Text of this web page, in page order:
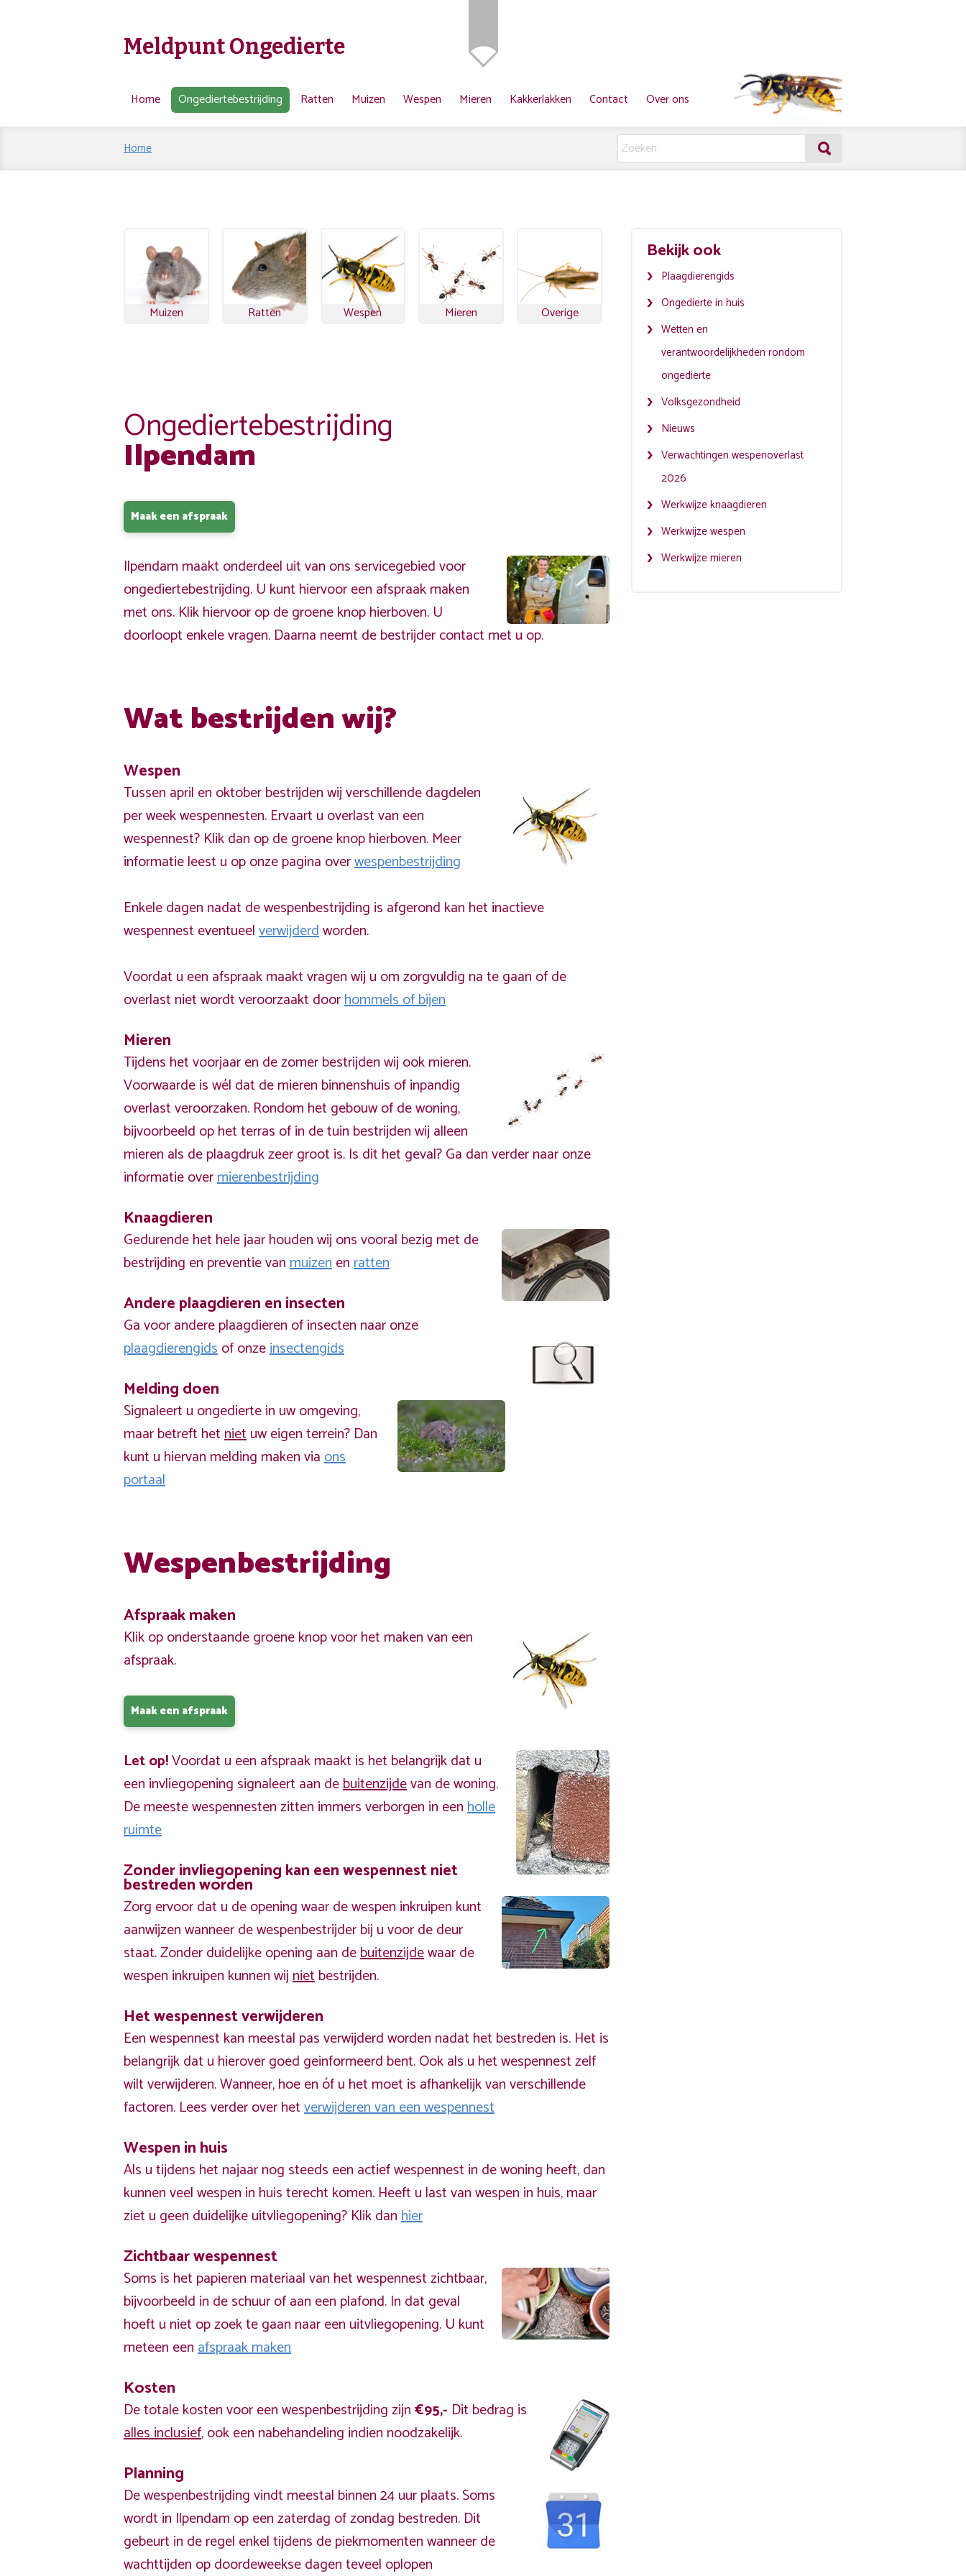
Meldpunt Ongedierte
Home Ongediertebestrijding Ratten Muizen Wespen Mieren Kakkerlakken Contact Over ons
Home
Muizen Ratten Wespen Mieren Overige
Ongediertebestrijding
Ilpendam
Maak een afspraak
Ilpendam maakt onderdeel uit van ons servicegebied voor
ongediertebestrijding. U kunt hiervoor een afspraak maken
met ons. Klik hiervoor op de groene knop hierboven. U
doorloopt enkele vragen. Daarna neemt de bestrijder contact met u op.
Wat bestrijden wij?
Wespen
Tussen april en oktober bestrijden wij verschillende dagdelen
per week wespennesten. Ervaart u overlast van een
wespennest? Klik dan op de groene knop hierboven. Meer
informatie leest u op onze pagina overwespenbestrijding
Enkele dagen nadat de wespenbestrijding is afgerond kan het inactieve
wespennest eventueelverwijderdworden.
Voordat u een afspraak maakt vragen wij u om zorgvuldig na te gaan of de
overlast niet wordt veroorzaakt doorhommels of bijen
Mieren
Tijdens het voorjaar en de zomer bestrijden wij ook mieren.
Voorwaarde is wél dat de mieren binnenshuis of inpandig
overlast veroorzaken. Rondom het gebouw of de woning,
bijvoorbeeld op het terras of in de tuin bestrijden wij alleen
mieren als de plaagdruk zeer groot is. Is dit het geval? Ga dan verder naar onze
informatie overmierenbestrijding
Knaagdieren
Gedurende het hele jaar houden wij ons vooral bezig met de
bestrijding en preventie vanmuizenenratten
Andere plaagdieren en insecten
Ga voor andere plaagdieren of insecten naar onze
plaagdierengidsof onzeinsectengids
Melding doen
Signaleert u ongedierte in uw omgeving,
maar betreft hetnietuw eigen terrein? Dan
kunt u hiervan melding maken viaons
portaal
Wespenbestrijding
Afspraak maken
Klik op onderstaande groene knop voor het maken van een
afspraak.
Maak een afspraak
Let op!Voordat u een afspraak maakt is het belangrijk dat u
een invliegopening signaleert aan debuitenzijdevan de woning.
De meeste wespennesten zitten immers verborgen in eenholle
ruimte
Zonder invliegopening kan een wespennest niet
bestreden worden
Zorg ervoor dat u de opening waar de wespen inkruipen kunt
aanwijzen wanneer de wespenbestrijder bij u voor de deur
staat. Zonder duidelijke opening aan debuitenzijdewaar de
wespen inkruipen kunnen wijnietbestrijden.
Het wespennest verwijderen
Een wespennest kan meestal pas verwijderd worden nadat het bestreden is. Het is
belangrijk dat u hierover goed geinformeerd bent. Ook als u het wespennest zelf
wilt verwijderen. Wanneer, hoe en óf u het moet is afhankelijk van verschillende
factoren. Lees verder over hetverwijderen van een wespennest
Wespen in huis
Als u tijdens het najaar nog steeds een actief wespennest in de woning heeft, dan
kunnen veel wespen in huis terecht komen. Heeft u last van wespen in huis, maar
ziet u geen duidelijke uitvliegopening? Klik danhier
Zichtbaar wespennest
Soms is het papieren materiaal van het wespennest zichtbaar,
bijvoorbeeld in de schuur of aan een plafond. In dat geval
hoeft u niet op zoek te gaan naar een uitvliegopening. U kunt
meteen eenafspraak maken
Kosten
De totale kosten voor een wespenbestrijding zijn€95,- Dit bedrag is
alles inclusief, ook een nabehandeling indien noodzakelijk.
Planning
De wespenbestrijding vindt meestal binnen 24 uur plaats. Soms
wordt in Ilpendam op een zaterdag of zondag bestreden. Dit
gebeurt in de regel enkel tijdens de piekmomenten wanneer de
wachttijden op doordeweekse dagen teveel oplopen
Bekijk ook
Plaagdierengids
Ongedierte in huis
Wetten en
verantwoordelijkheden rondom
ongedierte
Volksgezondheid
Nieuws
Verwachtingen wespenoverlast
2026
Werkwijze knaagdieren
Werkwijze wespen
Werkwijze mieren